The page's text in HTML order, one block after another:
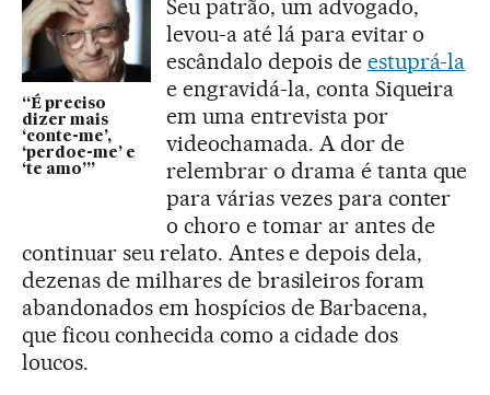
“É preciso
dizer mais
‘conte-me’,
‘perdoe-me’ e
‘te amo’”
Seu patrão, um advogado,
levou-a até lá para evitar o
escândalo depois de estuprá-la
e engravidá-la, conta Siqueira
em uma entrevista por
videochamada. A dor de
relembrar o drama é tanta que
para várias vezes para conter
o choro e tomar ar antes de
continuar seu relato. Antes e depois dela,
dezenas de milhares de brasileiros foram
abandonados em hospícios de Barbacena,
que ficou conhecida como a cidade dos
loucos.